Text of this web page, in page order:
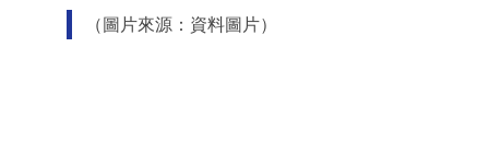
（圖片來源：資料圖片）